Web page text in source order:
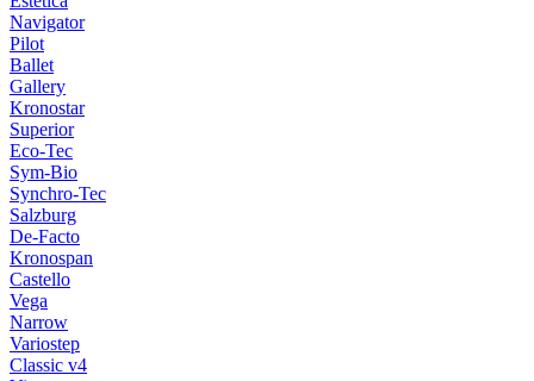
Navigator
Pilot
Ballet
Gallery
Kronostar
Superior
Eco-Tec
Sym-Bio
Synchro-Tec
Salzburg
De-Facto
Kronospan
Castello
Vega
Narrow
Variostep
Classic v4